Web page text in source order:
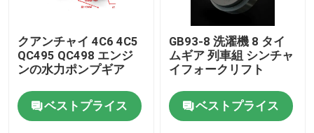
ピストンと接続棒の組立
フライホイール組成
クアンチャイ 4C6 4C5
QC495 QC498 エンジ
ンの水力ポンプギア
ベストプライス
GB93-8 洗濯機 8 タイ
ムギア 列車組 シンチャ
イフォークリフト
ベストプライス